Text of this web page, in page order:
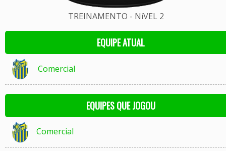
TREINAMENTO - NíVEL 2
EQUIPE ATUAL
Comercial
EQUIPES QUE JOGOU
Comercial